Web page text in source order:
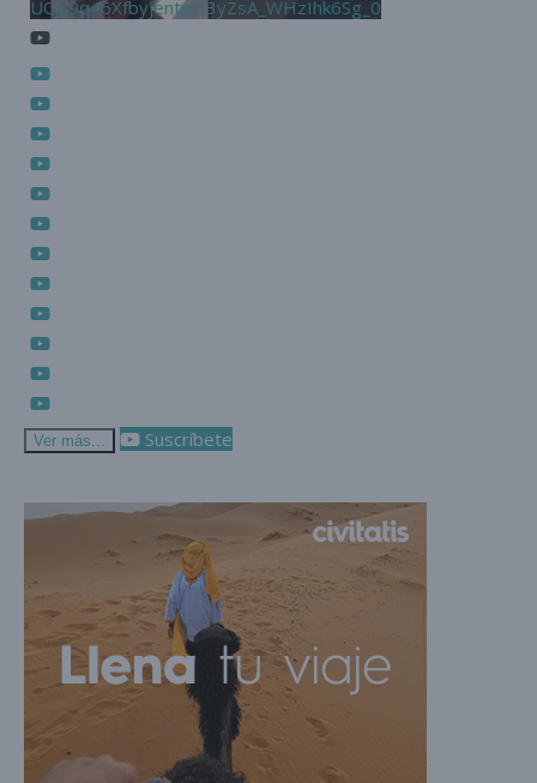
UCjL9q46XfbyjentnzI3yZsA_WHzIhk6Sg_0
Ver más... Suscríbete